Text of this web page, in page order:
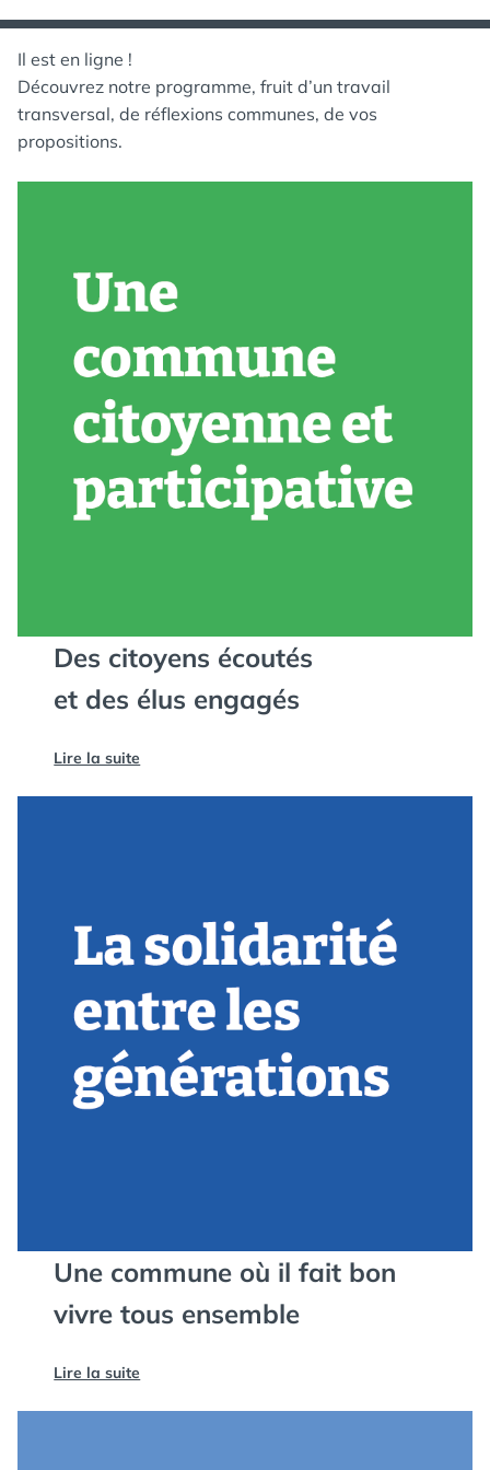
Il est en ligne !
Découvrez notre programme, fruit d’un travail
transversal, de réflexions communes, de vos
propositions.
Des citoyens écoutés
et des élus engagés
Lire la suite
Une commune où il fait bon
vivre tous ensemble
Lire la suite